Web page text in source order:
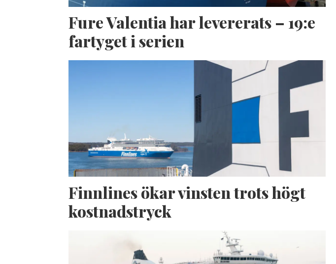
Fure Valentia har levererats – 19:e
fartyget i serien
Finnlines ökar vinsten trots högt
kostnadstryck